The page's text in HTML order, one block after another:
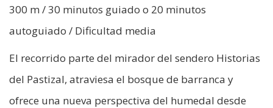
300 m / 30 minutos guiado o 20 minutos
autoguiado / Dificultad media
El recorrido parte del mirador del sendero Historias
del Pastizal, atraviesa el bosque de barranca y
ofrece una nueva perspectiva del humedal desde